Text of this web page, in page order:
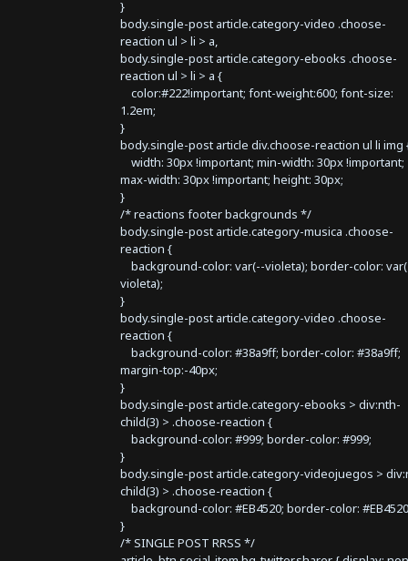
}
body.single-post article.category-video .choose-
reaction ul > li > a,
body.single-post article.category-ebooks .choose-
reaction ul > li > a {
color:#222!important; font-weight:600; font-size:
1.2em;
}
body.single-post article div.choose-reaction ul li img
width: 30px !important; min-width: 30px !important;
max-width: 30px !important; height: 30px;
}
/* reactions footer backgrounds */
body.single-post article.category-musica .choose-
reaction {
background-color: var(--violeta); border-color:
violeta);
}
body.single-post article.category-video .choose-
reaction {
background-color: #38a9ff; border-color: #38a9ff;
margin-top:-40px;
}
body.single-post article.category-ebooks > div:nth-
child(3) > .choose-reaction {
background-color: #999; border-color: #999;
}
body.single-post article.category-videojuegos >
child(3) > .choose-reaction {
background-color: #EB4520; border-color:
}
/* SINGLE POST RRSS */